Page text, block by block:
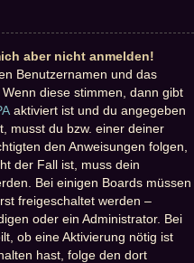
aber nicht anmelden!
Benutzernamen und das
diese stimmen, dann gibt
aktiviert ist und du angegeben
musst du bzw. einer deiner
den Anweisungen folgen,
der Fall ist, muss dein
Bei einigen Boards müssen
freigeschaltet werden –
oder ein Administrator. Bei
ob eine Aktivierung nötig ist
hast, folge den dort